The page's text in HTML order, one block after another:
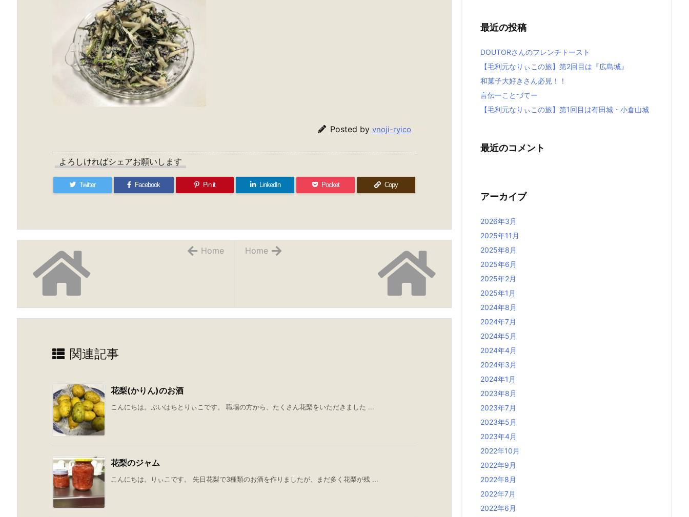
Posted by vnoji-ryico
よろしければシェアお願いします
Twitter Facebook Pin it LinkedIn Pocket Copy
Home
Home
関連記事
花梨(かりん)のお酒
こんにちは。ぶいはちとりぃこです。 職場の方から、たくさん花梨をいただきました ...
花梨のジャム
こんにちは。りぃこです。 先日花梨で3種類のお酒を作りましたが、まだ多く花梨が残 ...
最近の投稿
DOUTORさんのフレンチトースト
【毛利元なりぃこの旅】第2回目は『広島城』
和菓子大好きさん必見！！
言伝ーことづてー
【毛利元なりぃこの旅】第1回目は有田城・小倉山城
最近のコメント
アーカイブ
2026年3月
2025年11月
2025年8月
2025年6月
2025年2月
2025年1月
2024年8月
2024年7月
2024年5月
2024年4月
2024年3月
2024年1月
2023年8月
2023年7月
2023年5月
2023年4月
2022年10月
2022年9月
2022年8月
2022年7月
2022年6月